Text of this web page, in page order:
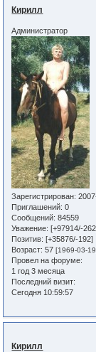
Кирилл
Администратор
Зарегистрирован:
Приглашений: 0
Сообщений: 84559
Уважение: [+97914/-
Позитив: [+35876/-192]
Возраст: 57[1969-03-
Провел на форуме:
1 год 3 месяца
Последний визит:
Сегодня 10:59:57
Кирилл